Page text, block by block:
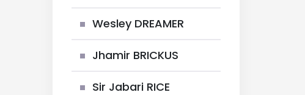
Wesley DREAMER
Jhamir BRICKUS
Sir Jabari RICE